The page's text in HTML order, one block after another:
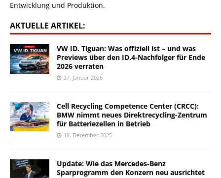
Entwicklung und Produktion.
AKTUELLE ARTIKEL:
VW ID. Tiguan: Was offiziell ist – und was
Previews über den ID.4-Nachfolger für Ende
2026 verraten
27. Januar 2026
Cell Recycling Competence Center (CRCC):
BMW nimmt neues Direktrecycling-Zentrum
für Batteriezellen in Betrieb
18. Dezember 2025
Update: Wie das Mercedes-Benz
Sparprogramm den Konzern neu ausrichtet